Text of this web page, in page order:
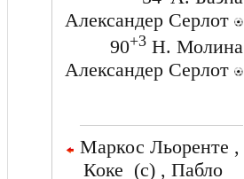
Александер Серлот
90+3 Н. Молина
Александер Серлот
Маркос Льоренте ,
Коке (c) , Пабло